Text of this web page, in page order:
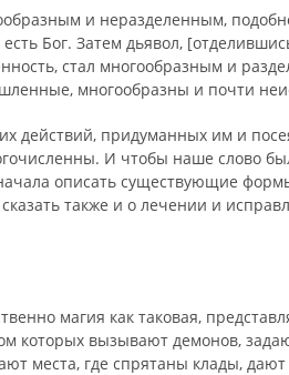
и неразделенным,
Бог. Затем дьявол,
стал многообразным и
многообразны и почти
действий, придуманных им и
И чтобы наше слово
описать существующие
также и о лечении и
магия как таковая,
которых вызывают демонов,
места, где спрятаны клады, дают